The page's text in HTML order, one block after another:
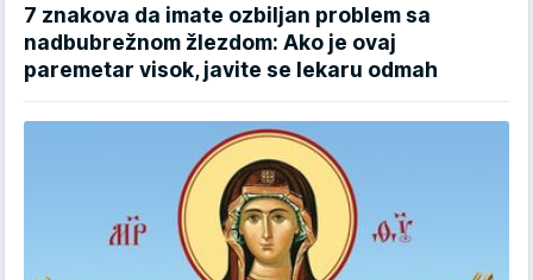
7 znakova da imate ozbiljan problem sa
nadbubrežnom žlezdom: Ako je ovaj
paremetar visok, javite se lekaru odmah